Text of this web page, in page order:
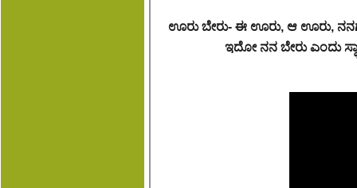
ಊರು ಬೇರು- ಈ ಊರು, ಆ ಊರು,
ಇದೋ ನನ ಬೇರು ಎಂದು